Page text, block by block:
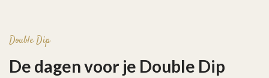
Double Dip
De dagen voor je Double Dip